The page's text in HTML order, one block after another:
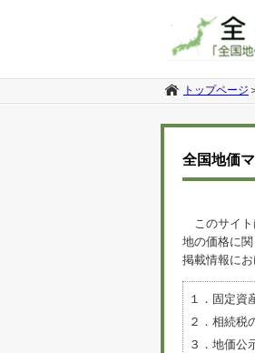
トップページ
全国地価
このサイト
地の価格に
掲載情報に
１．固定資
２．相続税
３．地価公